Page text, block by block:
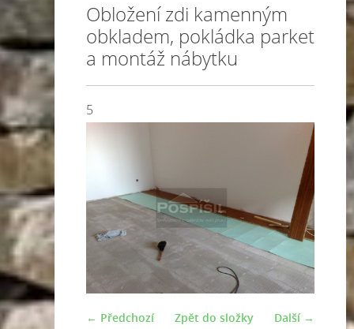
Obložení zdi kamenným
obkladem, pokládka parket
a montáž nábytku
5
← Předchozí Další →
Zpět do složky